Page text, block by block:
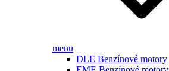
menu
DLE Benzínové motory